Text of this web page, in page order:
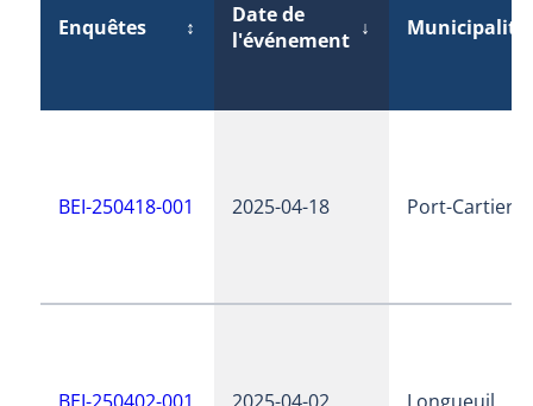
Enquêtes ↕
Date de
l'événement ↓ Municipalité
BEI-250418-001 2025-04-18 Port-Cartier